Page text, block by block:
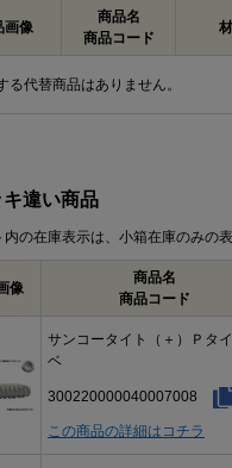
画像
商品名
商品コード
る代替商品はありません。
キ違い商品
の在庫表示は、小箱在庫のみの
像
商品名
商品コード
サンコータイト（＋）Ｐタ
ベ
300220000040007008
この商品の詳細はコチラ